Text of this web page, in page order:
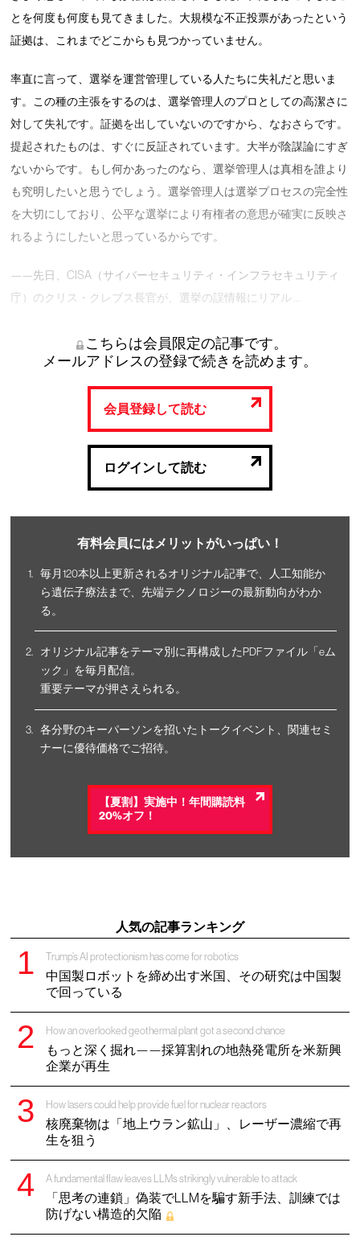
とを何度も何度も見てきました。大規模な不正投票があったという
証拠は、これまでどこからも見つかっていません。
率直に言って、選挙を運営管理している人たちに失礼だと思いま
す。この種の主張をするのは、選挙管理人のプロとしての高潔さに
対して失礼です。証拠を出していないのですから、なおさらです。
提起されたものは、すぐに反証されています。大半が陰謀論にすぎ
ないからです。もし何かあったのなら、選挙管理人は真相を誰より
も究明したいと思うでしょう。選挙管理人は選挙プロセスの完全性
を大切にしており、公平な選挙により有権者の意思が確実に反映さ
れるようにしたいと思っているからです。
——先日、CISA（サイバーセキュリティ・インフラセキュリティ
庁）のクリス・クレブス長官が、選挙の誤情報にリアル …
こちらは会員限定の記事です。
メールアドレスの登録で続きを読めます。
会員登録して読む
ログインして読む
有料会員にはメリットがいっぱい！
毎月120本以上更新されるオリジナル記事で、人工知能か
ら遺伝子療法まで、先端テクノロジーの最新動向がわか
る。
オリジナル記事をテーマ別に再構成したPDFファイル「eム
ック」を毎月配信。
重要テーマが押さえられる。
各分野のキーパーソンを招いたトークイベント、関連セミ
ナーに優待価格でご招待。
【夏割】実施中！年間購読料
20%オフ！
人気の記事ランキング
Trump’s AI protectionism has come for robotics
中国製ロボットを締め出す米国、その研究は中国製
で回っている
How an overlooked geothermal plant got a second chance
もっと深く掘れ——採算割れの地熱発電所を米新興
企業が再生
How lasers could help provide fuel for nuclear reactors
核廃棄物は「地上ウラン鉱山」、レーザー濃縮で再
生を狙う
A fundamental flaw leaves LLMs strikingly vulnerable to attack
「思考の連鎖」偽装でLLMを騙す新手法、訓練では
防げない構造的欠陥